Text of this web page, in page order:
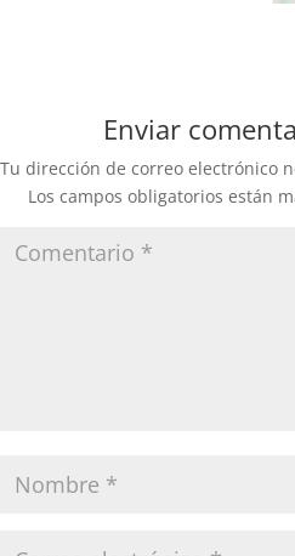
Enviar
Tu dirección de correo electrónico
Los campos obligatorios están